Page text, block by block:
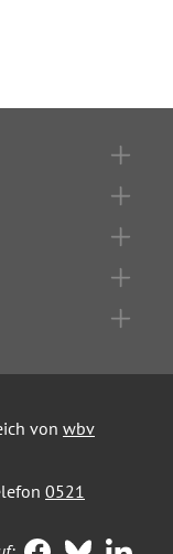
von wbv
0521